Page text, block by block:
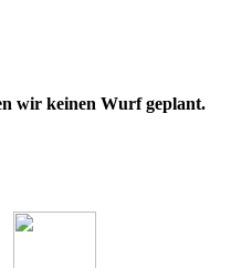
wir keinen Wurf geplant.